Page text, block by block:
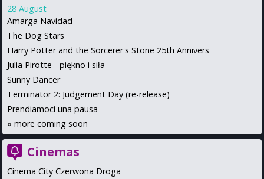
28 August
Amarga Navidad
The Dog Stars
Harry Potter and the Sorcerer's Stone 25th Annivers
Julia Pirotte - piękno i siła
Sunny Dancer
Terminator 2: Judgement Day (re-release)
Prendiamoci una pausa
» more coming soon
Cinemas
Cinema City Czerwona Droga